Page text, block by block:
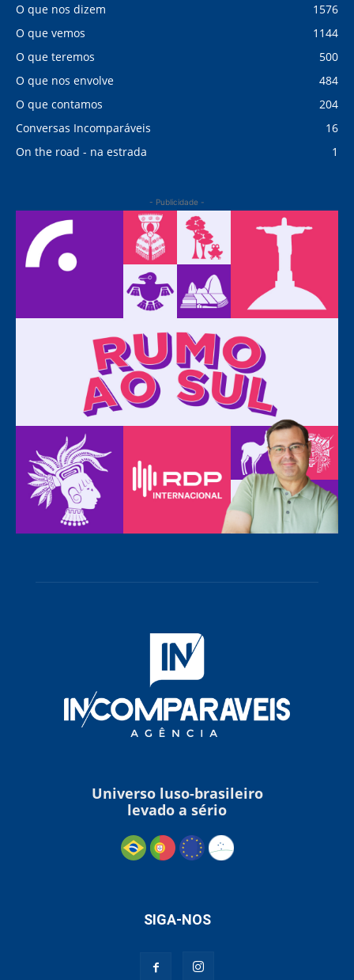
O que nos dizem
1576
O que vemos
1144
O que teremos
500
O que nos envolve
484
O que contamos
204
Conversas Incomparáveis
16
On the road - na estrada
1
- Publicidade -
Universo luso-brasileiro
levado a sério
SIGA-NOS